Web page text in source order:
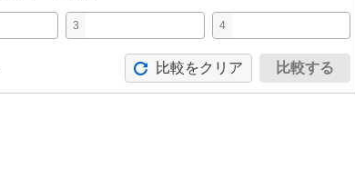
3 4
比較をクリア 比較する